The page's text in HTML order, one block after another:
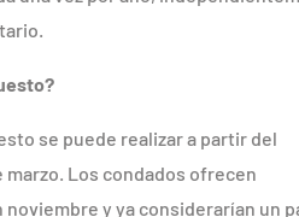
se puede realizar a partir del
Los condados ofrecen
y ya considerarían un